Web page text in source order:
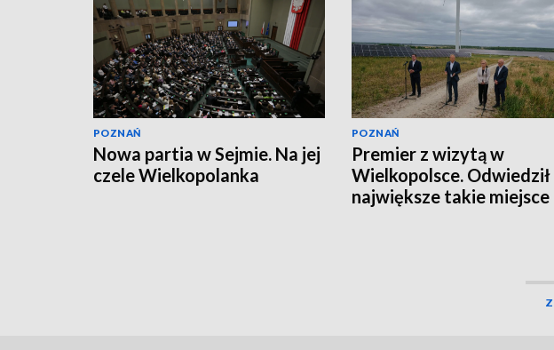
POZNAŃ
Nowa partia w Sejmie. Na jej
czele Wielkopolanka
POZNAŃ
Premier z wizytą w
Wielkopolsce. Odwiedził
największe takie miejsce